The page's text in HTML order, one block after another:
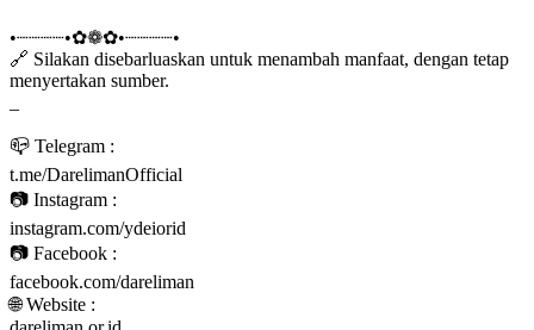
•┈┈┈┈•✿❁✿•┈┈┈┈•
🔗 Silakan disebarluaskan untuk menambah manfaat, dengan tetap
menyertakan sumber.
📪 Telegram :
t.me/DarelimanOfficial
📷 Instagram :
instagram.com/ydeiorid
📷 Facebook :
facebook.com/dareliman
🌐 Website :